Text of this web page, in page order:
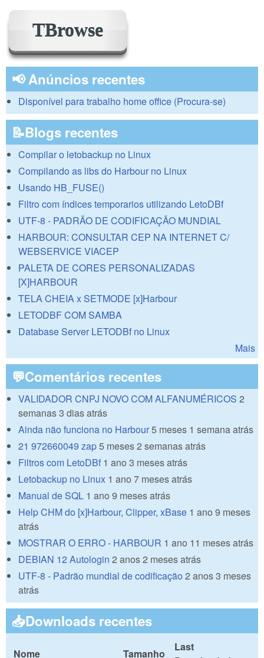
TBrowse
📢 Anúncios recentes
Disponível para trabalho home office (Procura-se)
📝Blogs recentes
Compilar o letobackup no Linux
Compilando as libs do Harbour no Linux
Usando HB_FUSE()
Filtro com índices temporarios utilizando LetoDBf
UTF-8 - PADRÃO DE CODIFICAÇÃO MUNDIAL
HARBOUR: CONSULTAR CEP NA INTERNET C/
WEBSERVICE VIACEP
PALETA DE CORES PERSONALIZADAS
[X]HARBOUR
TELA CHEIA x SETMODE [x]Harbour
LETODBF COM SAMBA
Database Server LETODBf no Linux
Mais
💬Comentários recentes
VALIDADOR CNPJ NOVO COM ALFANUMÉRICOS 2
semanas 3 dias atrás
Ainda não funciona no Harbour5 meses 1 semana atrás
21 972660049 zap5 meses 2 semanas atrás
Filtros com LetoDBf 1 ano 3 meses atrás
Letobackup no Linux 1 ano 7 meses atrás
Manual de SQL 1 ano 9 meses atrás
Help CHM do [x]Harbour, Clipper, xBase 1 ano 9 meses
atrás
MOSTRAR O ERRO - HARBOUR 1 ano 11 meses atrás
DEBIAN 12 Autologin 2 anos 2 meses atrás
UTF-8 - Padrão mundial de codificação 2 anos 3 meses
atrás
📥Downloads recentes
Nome Tamanho
Last